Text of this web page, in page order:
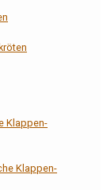
Klappen-
Klappen-